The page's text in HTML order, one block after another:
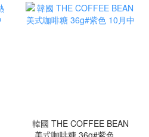
韓國 THE COFFEE BEAN
美式咖啡糖 36g#紫色 10